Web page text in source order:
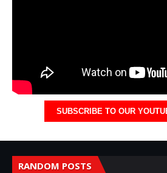
SUBSCRIBE TO OUR
RANDOM POSTS